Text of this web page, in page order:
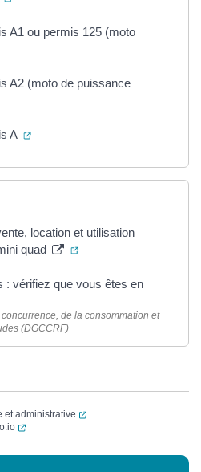
A1 ou permis 125 (moto
un nouvel onglet)
A2 (moto de puissance
dans un nouvel onglet)
A (ouverture dans un nouvel
location et utilisation
quad
(ouverture dans un
: vérifiez que vous êtes en
dans un nouvel onglet)
de la consommation et
(DGCCRF)
et administrative
(ouverture dans un
(ouverture dans un nouvel onglet)